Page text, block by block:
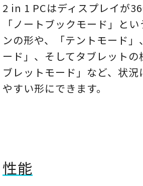
2 in 1 PCはディスプレイが
「ノートブックモード」と
ンの形や、「テントモード
ード」、そしてタブレットの
ブレットモード」など、状
やすい形にできます。
性能